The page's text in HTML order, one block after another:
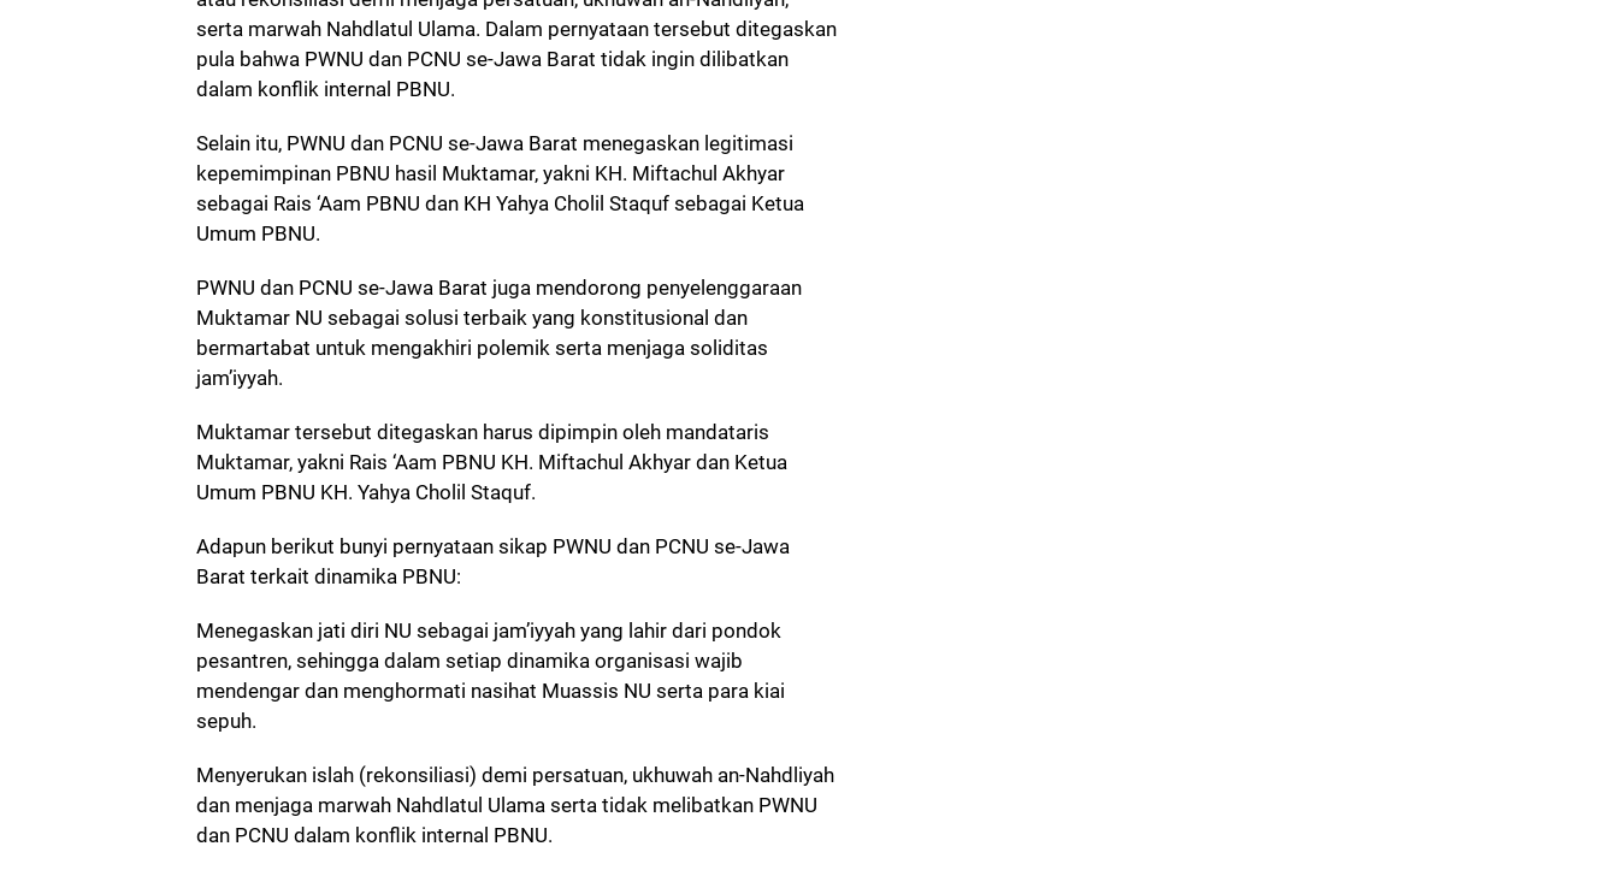
serta marwah Nahdlatul Ulama. Dalam pernyataan tersebut ditegaskan
pula bahwa PWNU dan PCNU se-Jawa Barat tidak ingin dilibatkan
dalam konflik internal PBNU.
Selain itu, PWNU dan PCNU se-Jawa Barat menegaskan legitimasi
kepemimpinan PBNU hasil Muktamar, yakni KH. Miftachul Akhyar
sebagai Rais ‘Aam PBNU dan KH Yahya Cholil Staquf sebagai Ketua
Umum PBNU.
PWNU dan PCNU se-Jawa Barat juga mendorong penyelenggaraan
Muktamar NU sebagai solusi terbaik yang konstitusional dan
bermartabat untuk mengakhiri polemik serta menjaga soliditas
jam’iyyah.
Muktamar tersebut ditegaskan harus dipimpin oleh mandataris
Muktamar, yakni Rais ‘Aam PBNU KH. Miftachul Akhyar dan Ketua
Umum PBNU KH. Yahya Cholil Staquf.
Adapun berikut bunyi pernyataan sikap PWNU dan PCNU se-Jawa
Barat terkait dinamika PBNU:
Menegaskan jati diri NU sebagai jam’iyyah yang lahir dari pondok
pesantren, sehingga dalam setiap dinamika organisasi wajib
mendengar dan menghormati nasihat Muassis NU serta para kiai
sepuh.
Menyerukan islah (rekonsiliasi) demi persatuan, ukhuwah an-Nahdliyah
dan menjaga marwah Nahdlatul Ulama serta tidak melibatkan PWNU
dan PCNU dalam konflik internal PBNU.